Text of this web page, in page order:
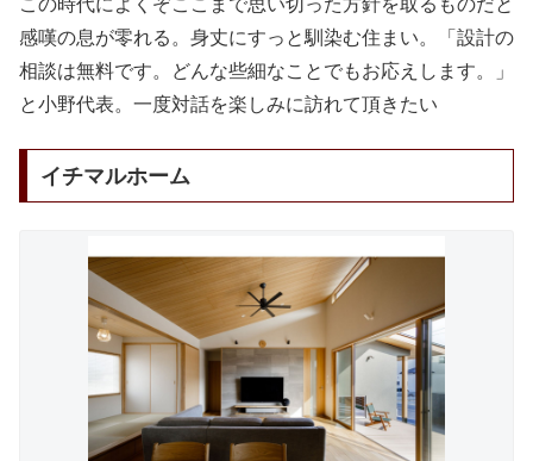
この時代によくぞここまで思い切った方針を取るものだと
感嘆の息が零れる。身丈にすっと馴染む住まい。「設計の
相談は無料です。どんな些細なことでもお応えします。」
と小野代表。一度対話を楽しみに訪れて頂きたい
イチマルホーム